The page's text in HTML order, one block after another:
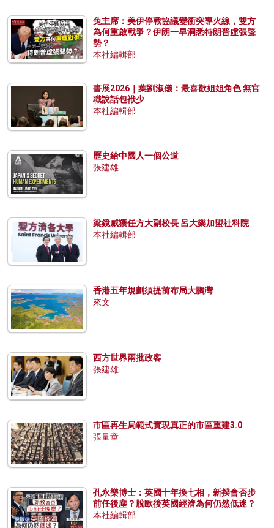
兔主席：美伊停戰協議變衝突導火線，雙方
為何重啟戰爭？伊朗一早洞悉特朗普虛張聲
勢？
本社編輯部
書展2026｜葉劉淑儀：最喜歡姐姐角色 無官
職說話包袱少
本社編輯部
歷史給中國人一個公道
張建雄
梁鏡威獲任方大副校長 呂大樂加盟社科院
本社編輯部
香港五年規劃須提前布局大鵬灣
來文
西方世界兩批政客
張建雄
市區再生局範式實現真正的市區重建3.0
張量童
孔永樂博士：英國十年換七相，新揆會否步
前任後塵？脫歐後英國經濟為何仍然低迷？
本社編輯部